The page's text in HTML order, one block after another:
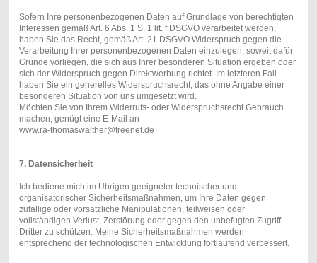
Sofern Ihre personenbezogenen Daten auf Grundlage von berechtigten
Interessen gemäß Art. 6 Abs. 1 S. 1 lit. f DSGVO verarbeitet werden,
haben Sie das Recht, gemäß Art. 21 DSGVO Widerspruch gegen die
Verarbeitung Ihrer personenbezogenen Daten einzulegen, soweit dafür
Gründe vorliegen, die sich aus Ihrer besonderen Situation ergeben oder
sich der Widerspruch gegen Direktwerbung richtet. Im letzteren Fall
haben Sie ein generelles Widerspruchsrecht, das ohne Angabe einer
besonderen Situation von uns umgesetzt wird.
Möchten Sie von Ihrem Widerrufs- oder Widerspruchsrecht Gebrauch
machen, genügt eine E-Mail an
www.ra-thomaswalther@freenet.de
7. Datensicherheit
Ich bediene mich im Übrigen geeigneter technischer und
organisatorischer Sicherheitsmaßnahmen, um Ihre Daten gegen
zufällige oder vorsätzliche Manipulationen, teilweisen oder
vollständigen Verlust, Zerstörung oder gegen den unbefugten Zugriff
Dritter zu schützen. Meine Sicherheitsmaßnahmen werden
entsprechend der technologischen Entwicklung fortlaufend verbessert.